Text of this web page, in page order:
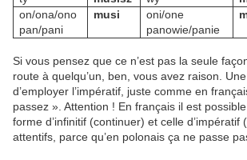
on/ona/ono
pan/pani
musi
oni/one
panowie/panie
Si vous pensez que ce n’est pas la seule
route à quelqu’un, ben, vous avez raison.
d’employer l’impératif, juste comme en
passez ». Attention ! En français il est
forme d’infinitif (continuer) et celle d’impératif
attentifs, parce qu’en polonais ça ne passe